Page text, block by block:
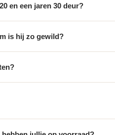
en een jaren 30 deur?
is hij zo gewild?